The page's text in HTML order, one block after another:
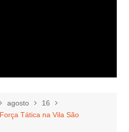
agosto
16
Tática na Vila São